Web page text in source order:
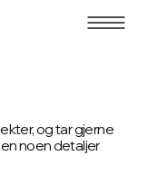
og tar gjerne
noen detaljer